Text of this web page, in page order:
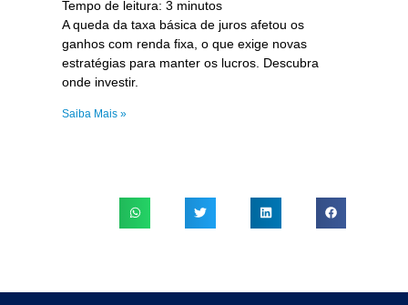
Tempo de leitura: 3 minutos
A queda da taxa básica de juros afetou os
ganhos com renda fixa, o que exige novas
estratégias para manter os lucros. Descubra
onde investir.
Saiba Mais »